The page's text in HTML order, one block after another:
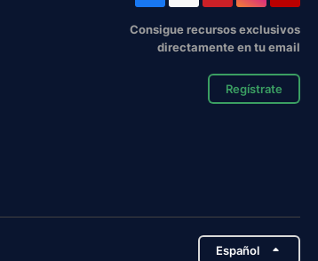
Consigue recursos exclusivos
directamente en tu email
Regístrate
Español